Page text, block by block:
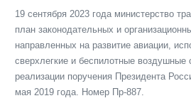
19 сентября 2023 года министерство
план законодательных и
направленных на развитие авиации,
сверхлегкие и беспилотные воздушные
реализации поручения Президента
мая 2019 года. Номер Пр-887.